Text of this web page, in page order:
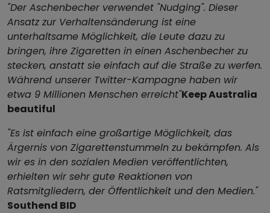
"Der Aschenbecher verwendet "Nudging". Dieser
Ansatz zur Verhaltensänderung ist eine
unterhaltsame Möglichkeit, die Leute dazu zu
bringen, ihre Zigaretten in einen Aschenbecher zu
stecken, anstatt sie einfach auf die Straße zu werfen.
Während unserer Twitter-Kampagne haben wir
etwa 9 Millionen Menschen erreicht"Keep Australia
beautiful
"Es ist einfach eine großartige Möglichkeit, das
Ärgernis von Zigarettenstummeln zu bekämpfen. Als
wir es in den sozialen Medien veröffentlichten,
erhielten wir sehr gute Reaktionen von
Ratsmitgliedern, der Öffentlichkeit und den Medien."
Southend BID